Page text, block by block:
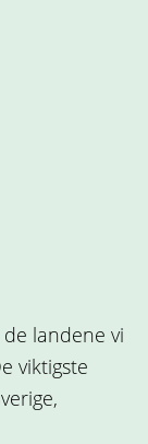
landene vi
viktigste